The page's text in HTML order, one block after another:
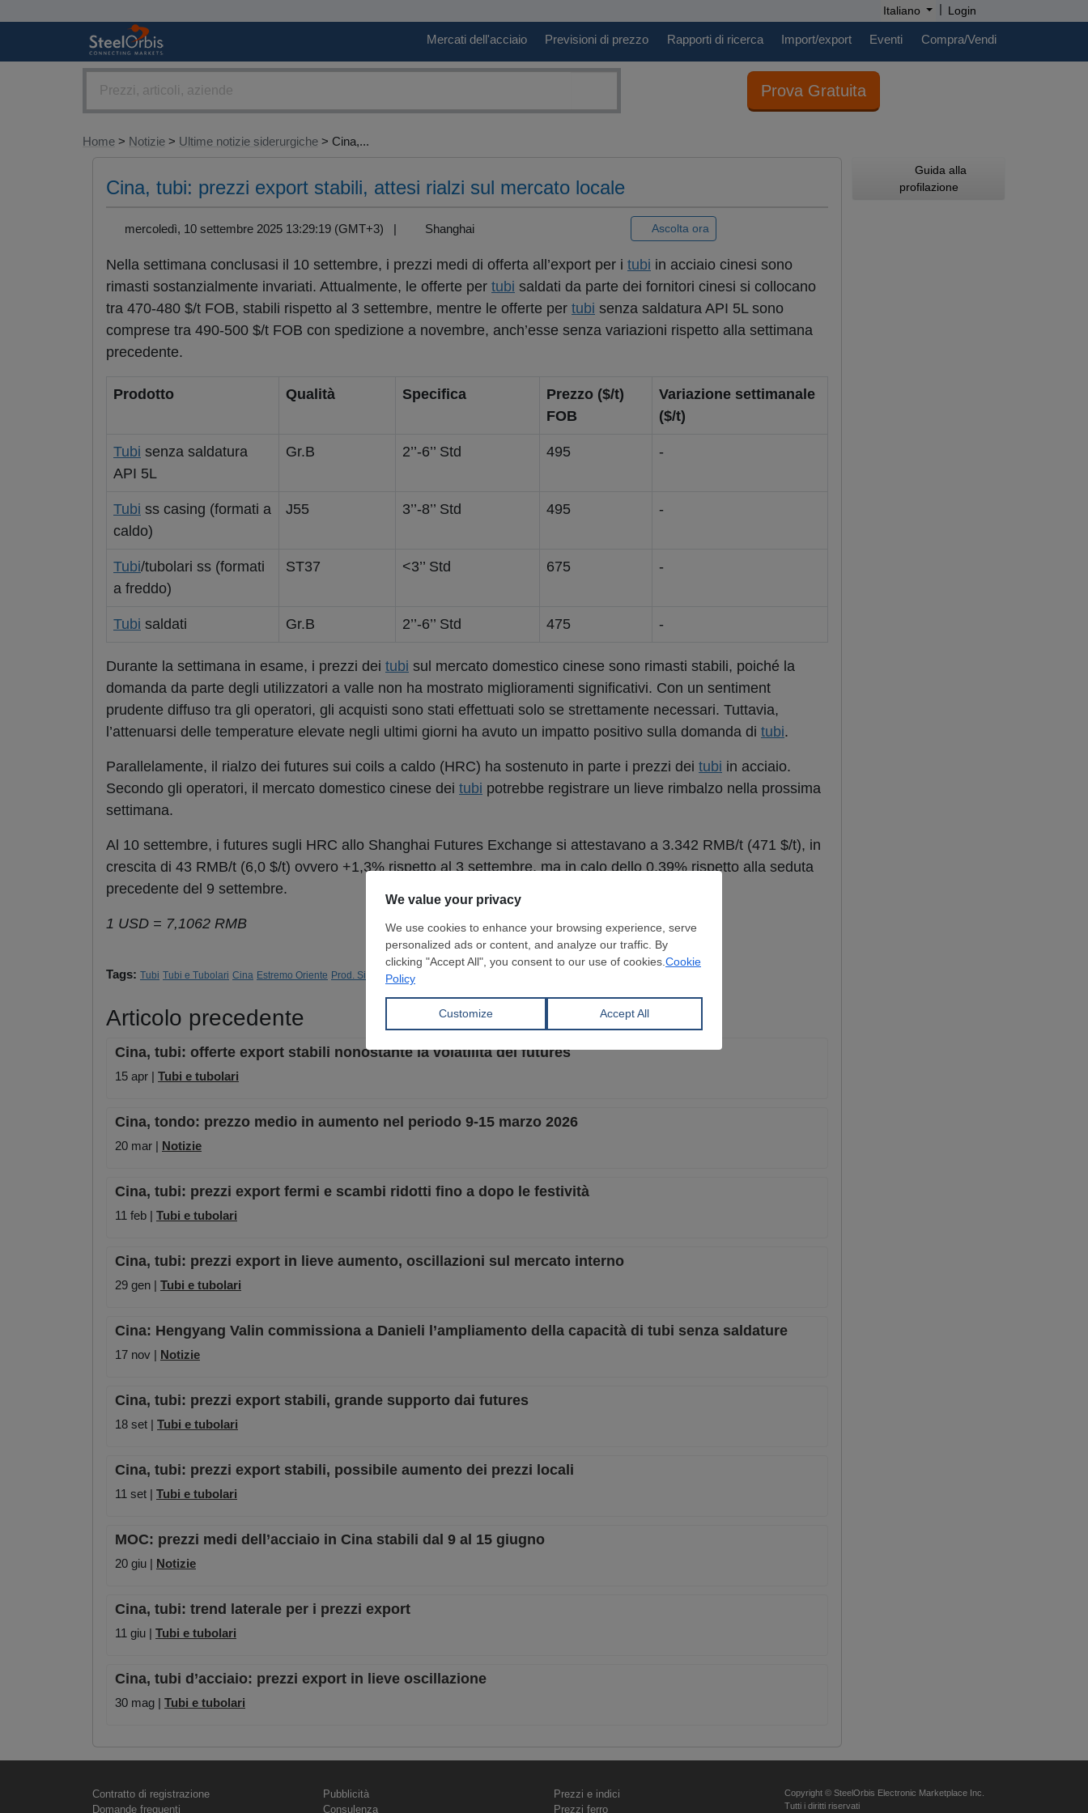
Italiano | Login
Mercati dell'acciaio Previsioni di prezzo Rapporti di ricerca Import/export Eventi Compra/Vendi
Prova Gratuita
Home > Notizie > Ultime notizie siderurgiche > Cina,...
Cina, tubi: prezzi export stabili, attesi rialzi sul mercato locale
mercoledì, 10 settembre 2025 13:29:19 (GMT+3) | Shanghai Ascolta ora
Nella settimana conclusasi il 10 settembre, i prezzi medi di offerta all’export per i tubi in acciaio cinesi sono
rimasti sostanzialmente invariati. Attualmente, le offerte per tubi saldati da parte dei fornitori cinesi si collocano
tra 470-480 $/t FOB, stabili rispetto al 3 settembre, mentre le offerte per tubi senza saldatura API 5L sono
comprese tra 490-500 $/t FOB con spedizione a novembre, anch’esse senza variazioni rispetto alla settimana
precedente.
Prodotto Qualità Specifica
Prezzo ($/t)
FOB
Variazione settimanale
($/t)
Tubi senza saldatura
API 5L
Gr.B 2’’-6’’ Std 495 -
Tubi ss casing (formati a
caldo)
J55 3’’-8’’ Std 495 -
Tubi/tubolari ss (formati
a freddo)
ST37 <3’’ Std 675 -
Tubi saldati Gr.B 2’’-6’’ Std 475 -
Durante la settimana in esame, i prezzi dei tubi sul mercato domestico cinese sono rimasti stabili, poiché la
domanda da parte degli utilizzatori a valle non ha mostrato miglioramenti significativi. Con un sentiment
prudente diffuso tra gli operatori, gli acquisti sono stati effettuati solo se strettamente necessari. Tuttavia,
l’attenuarsi delle temperature elevate negli ultimi giorni ha avuto un impatto positivo sulla domanda di tubi.
Parallelamente, il rialzo dei futures sui coils a caldo (HRC) ha sostenuto in parte i prezzi dei tubi in acciaio.
Secondo gli operatori, il mercato domestico cinese dei tubi potrebbe registrare un lieve rimbalzo nella prossima
settimana.
Al 10 settembre, i futures sugli HRC allo Shanghai Futures Exchange si attestavano a 3.342 RMB/t (471 $/t), in
crescita di 43 RMB/t (6,0 $/t) ovvero +1,3% rispetto al 3 settembre, ma in calo dello 0,39% rispetto alla seduta
precedente del 9 settembre.
1 USD = 7,1062 RMB
Tags: Tubi Tubi e Tubolari Cina Estremo Oriente Prod. Siderurgica
Articolo precedente
Cina, tubi: offerte export stabili nonostante la volatilità dei futures
15 apr | Tubi e tubolari
Cina, tondo: prezzo medio in aumento nel periodo 9-15 marzo 2026
20 mar | Notizie
Cina, tubi: prezzi export fermi e scambi ridotti fino a dopo le festività
11 feb | Tubi e tubolari
Cina, tubi: prezzi export in lieve aumento, oscillazioni sul mercato interno
29 gen | Tubi e tubolari
Cina: Hengyang Valin commissiona a Danieli l’ampliamento della capacità di tubi senza saldature
17 nov | Notizie
Cina, tubi: prezzi export stabili, grande supporto dai futures
18 set | Tubi e tubolari
Cina, tubi: prezzi export stabili, possibile aumento dei prezzi locali
11 set | Tubi e tubolari
MOC: prezzi medi dell’acciaio in Cina stabili dal 9 al 15 giugno
20 giu | Notizie
Cina, tubi: trend laterale per i prezzi export
11 giu | Tubi e tubolari
Cina, tubi d’acciaio: prezzi export in lieve oscillazione
30 mag | Tubi e tubolari
Guida alla
profilazione
Contratto di registrazione
Domande frequenti
Pubblicità
Consulenza
Prezzi e indici
Prezzi ferro
Copyright © SteelOrbis Electronic Marketplace Inc.
Tutti i diritti riservati